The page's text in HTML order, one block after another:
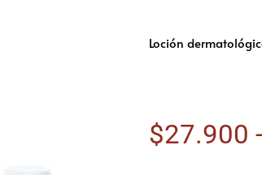
Loción
$27.900 -